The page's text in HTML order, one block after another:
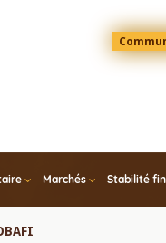
Menu
Top
Marchés Stabilité